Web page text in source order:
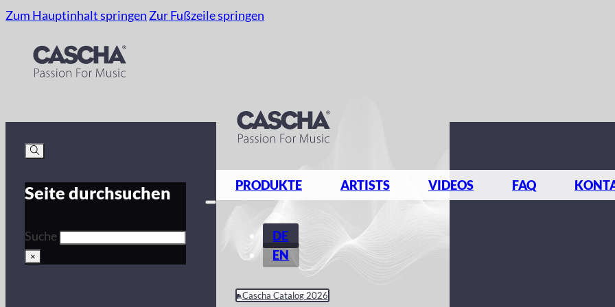
Zum Hauptinhalt springen Zur Fußzeile springen
Seite durchsuchen
Suche
×
PRODUKTE ARTISTS VIDEOS FAQ
DE
EN
Cascha Catalog 2026